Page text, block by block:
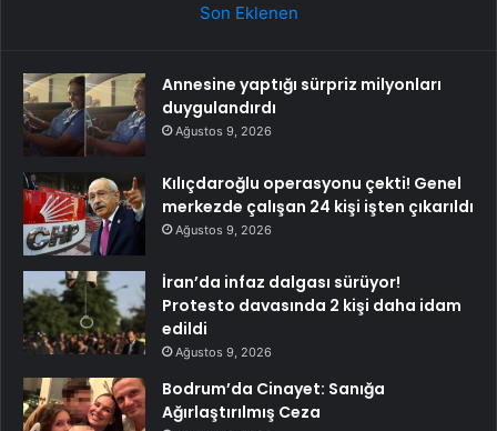
Son Eklenen
Annesine yaptığı sürpriz milyonları
duygulandırdı
Ağustos 9, 2026
Kılıçdaroğlu operasyonu çekti! Genel
merkezde çalışan 24 kişi işten çıkarıldı
Ağustos 9, 2026
İran’da infaz dalgası sürüyor!
Protesto davasında 2 kişi daha idam
edildi
Ağustos 9, 2026
Bodrum’da Cinayet: Sanığa
Ağırlaştırılmış Ceza